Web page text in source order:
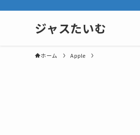
ジャスたいむ
ホーム Apple